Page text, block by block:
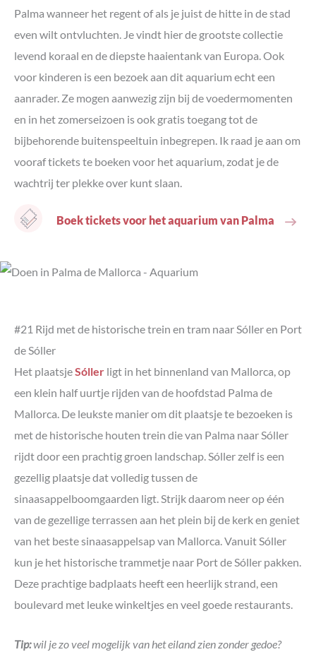
Palma wanneer het regent of als je juist de hitte in de stad
even wilt ontvluchten. Je vindt hier de grootste collectie
levend koraal en de diepste haaientank van Europa. Ook
voor kinderen is een bezoek aan dit aquarium echt een
aanrader. Ze mogen aanwezig zijn bij de voedermomenten
en in het zomerseizoen is ook gratis toegang tot de
bijbehorende buitenspeeltuin inbegrepen. Ik raad je aan om
vooraf tickets te boeken voor het aquarium, zodat je de
wachtrij ter plekke over kunt slaan.
Boek tickets voor het aquarium van Palma
#21 Rijd met de historische trein en tram naar Sóller en Port
de Sóller
Het plaatsjeSóller ligt in het binnenland van Mallorca, op
een klein half uurtje rijden van de hoofdstad Palma de
Mallorca. De leukste manier om dit plaatsje te bezoeken is
met de historische houten trein die van Palma naar Sóller
rijdt door een prachtig groen landschap. Sóller zelf is een
gezellig plaatsje dat volledig tussen de
sinaasappelboomgaarden ligt. Strijk daarom neer op één
van de gezellige terrassen aan het plein bij de kerk en geniet
van het beste sinaasappelsap van Mallorca. Vanuit Sóller
kun je het historische trammetje naar Port de Sóller pakken.
Deze prachtige badplaats heeft een heerlijk strand, een
boulevard met leuke winkeltjes en veel goede restaurants.
Tip:wil je zo veel mogelijk van het eiland zien zonder gedoe?